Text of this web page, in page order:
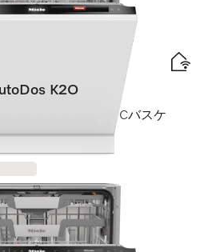
専用タイプ)
K2O
イ I MaxiComfort Cバスケ